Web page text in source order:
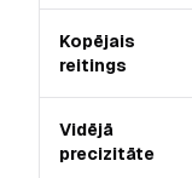
Kopējais
reitings
Vidējā
precizitāte